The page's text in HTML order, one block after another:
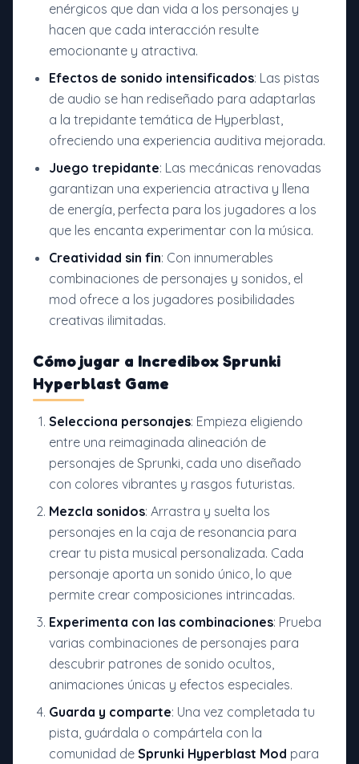
enérgicos que dan vida a los personajes y
hacen que cada interacción resulte
emocionante y atractiva.
Efectos de sonido intensificados: Las pistas
de audio se han rediseñado para adaptarlas
a la trepidante temática de Hyperblast,
ofreciendo una experiencia auditiva mejorada.
Juego trepidante: Las mecánicas renovadas
garantizan una experiencia atractiva y llena
de energía, perfecta para los jugadores a los
que les encanta experimentar con la música.
Creatividad sin fin: Con innumerables
combinaciones de personajes y sonidos, el
mod ofrece a los jugadores posibilidades
creativas ilimitadas.
Cómo jugar a Incredibox Sprunki
Hyperblast Game
Selecciona personajes: Empieza eligiendo
entre una reimaginada alineación de
personajes de Sprunki, cada uno diseñado
con colores vibrantes y rasgos futuristas.
Mezcla sonidos: Arrastra y suelta los
personajes en la caja de resonancia para
crear tu pista musical personalizada. Cada
personaje aporta un sonido único, lo que
permite crear composiciones intrincadas.
Experimenta con las combinaciones: Prueba
varias combinaciones de personajes para
descubrir patrones de sonido ocultos,
animaciones únicas y efectos especiales.
Guarda y comparte: Una vez completada tu
pista, guárdala o compártela con la
comunidad de Sprunki Hyperblast Mod para